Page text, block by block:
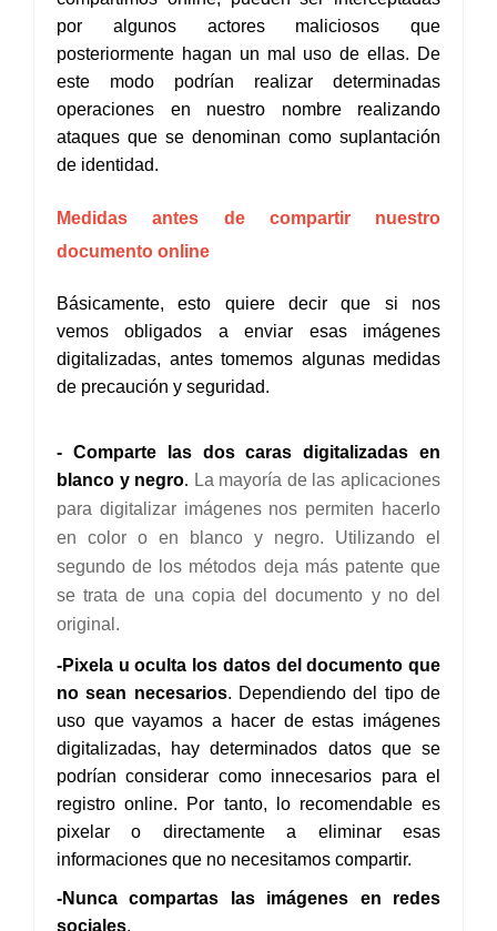
por algunos actores maliciosos que
posteriormente hagan un mal uso de ellas. De
este modo podrían realizar determinadas
operaciones en nuestro nombre realizando
ataques que se denominan como suplantación
de identidad.
Medidas antes de compartir nuestro
documento online
Básicamente, esto quiere decir que si nos
vemos obligados a enviar esas imágenes
digitalizadas, antes tomemos algunas medidas
de precaución y seguridad.
- Comparte las dos caras digitalizadas en
blanco y negro. La mayoría de las aplicaciones
para digitalizar imágenes nos permiten hacerlo
en color o en blanco y negro. Utilizando el
segundo de los métodos deja más patente que
se trata de una copia del documento y no del
original.
-Pixela u oculta los datos del documento que
no sean necesarios. Dependiendo del tipo de
uso que vayamos a hacer de estas imágenes
digitalizadas, hay determinados datos que se
podrían considerar como innecesarios para el
registro online. Por tanto, lo recomendable es
pixelar o directamente a eliminar esas
informaciones que no necesitamos compartir.
-Nunca compartas las imágenes en redes
sociales.